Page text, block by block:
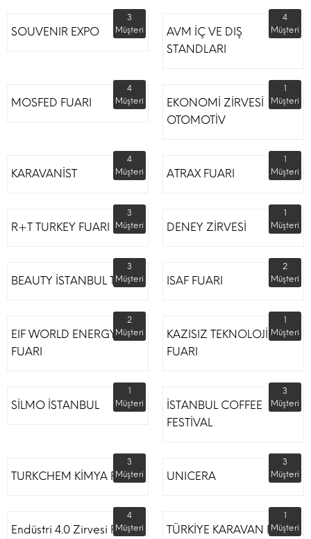
SOUVENIR EXPO
3
Müşteri
AVM İÇ VE DIŞ
STANDLARI
4
Müşteri
MOSFED FUARI
4
Müşteri
EKONOMİ ZİRVESİ
OTOMOTİV
1
Müşteri
KARAVANİST
4
Müşteri
ATRAX FUARI
1
Müşteri
R+T TURKEY FUARI
3
Müşteri
DENEY ZİRVESİ
1
Müşteri
BEAUTY İSTANBUL TÜYAP
3
Müşteri
ISAF FUARI
2
Müşteri
EIF WORLD ENERGY
FUARI
2
Müşteri
KAZISIZ TEKNOLOJİLER
FUARI
1
Müşteri
SİLMO İSTANBUL
1
Müşteri
İSTANBUL COFFEE
FESTİVAL
3
Müşteri
TURKCHEM KİMYA FUARI
3
Müşteri
UNICERA
3
Müşteri
Endüstri 4.0 Zirvesi Fuarı
4
Müşteri
TÜRKİYE KARAVAN FUARI
1
Müşteri